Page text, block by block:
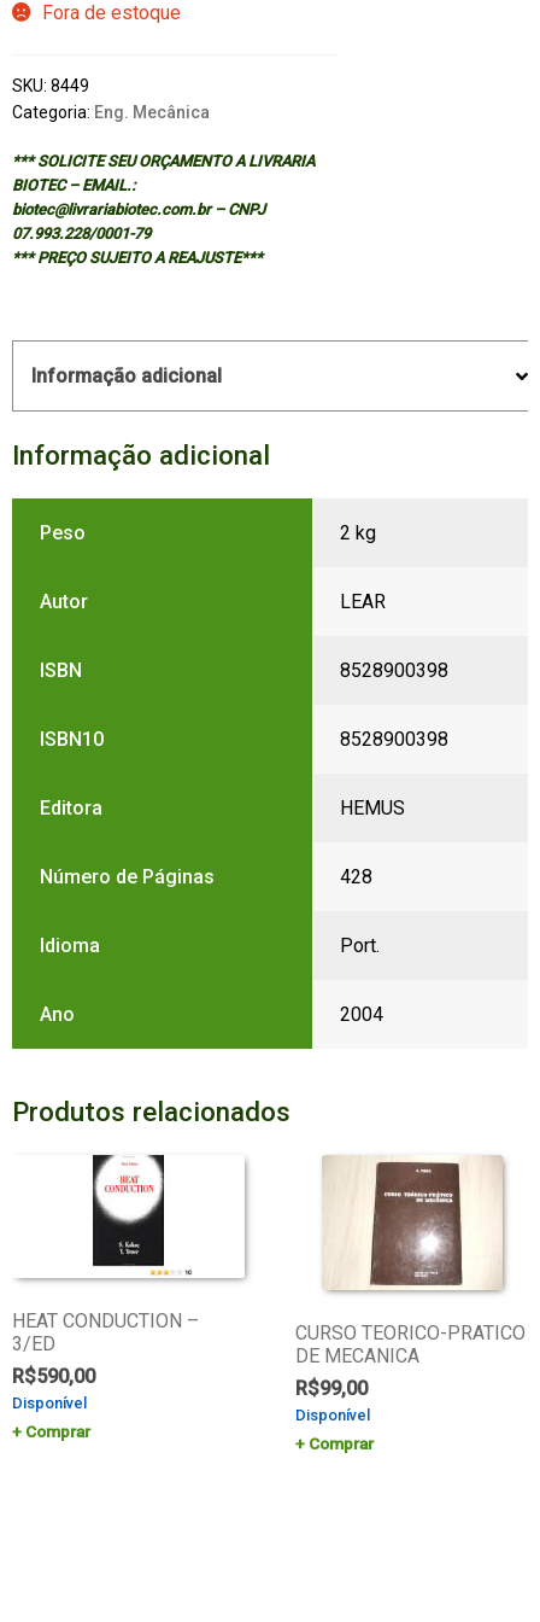
Fora de estoque
SKU: 8449
Categoria: Eng. Mecânica
*** SOLICITE SEU ORÇAMENTO A LIVRARIA
BIOTEC – EMAIL.:
biotec@livrariabiotec.com.br – CNPJ
07.993.228/0001-79
*** PREÇO SUJEITO A REAJUSTE***
Informação adicional
Informação adicional
Peso 2 kg
Autor LEAR
ISBN 8528900398
ISBN10 8528900398
Editora HEMUS
Número de Páginas 428
Idioma Port.
Ano 2004
Produtos relacionados
HEAT CONDUCTION –
3/ED
R$590,00
Disponível
Comprar
CURSO TEORICO-PRATICO
DE MECANICA
R$99,00
Disponível
Comprar